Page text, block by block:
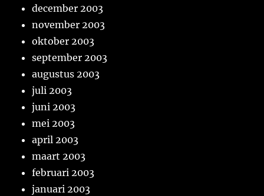
december 2003
november 2003
oktober 2003
september 2003
augustus 2003
juli 2003
juni 2003
mei 2003
april 2003
maart 2003
februari 2003
januari 2003